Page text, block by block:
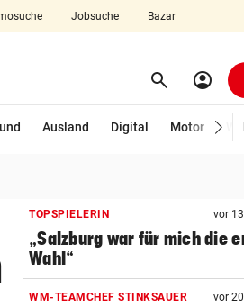
Jobsuche Bazar
search Suchen
account_circle
Ausland Digital Motor
TOPSPIELERIN vor
„Salzburg war für mich die
Wahl“
WM-TEAMCHEF STINKSAUER vor